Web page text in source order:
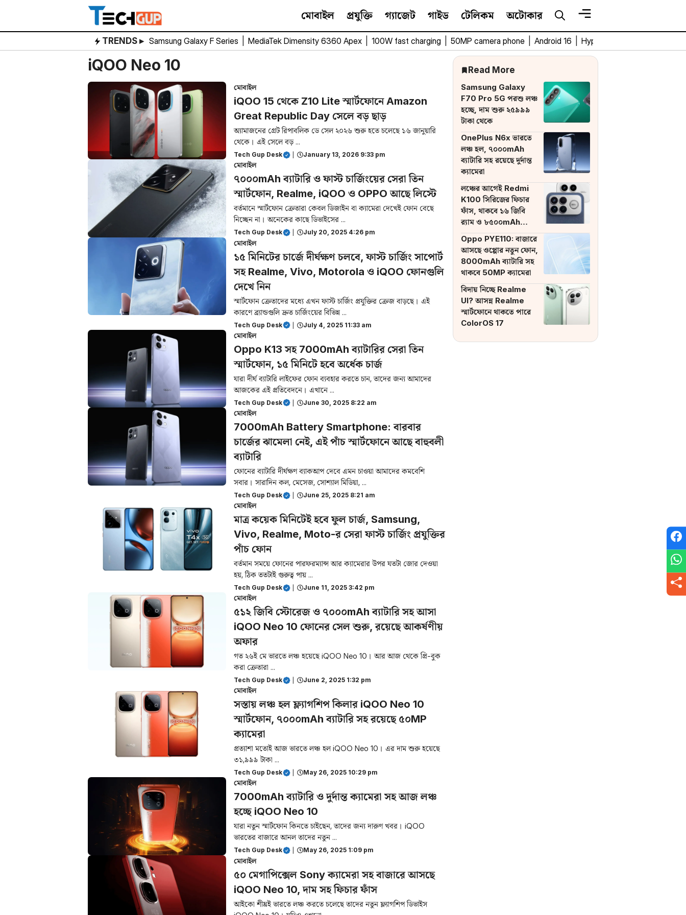
content
মোবাইল প্রযুক্তি গ্যাজেট গাইড টেলিকম অটোকার
TRENDS ▸ Samsung Galaxy F Series MediaTek Dimensity 6360 Apex 100W fast charging 50MP camera phone Android 16 HyperOS 3
iQOO Neo 10
মোবাইল
iQOO 15 থেকে Z10 Lite স্মার্টফোনে Amazon
Great Republic Day সেলে বড় ছাড়
অ্যামাজনের গ্রেট রিপাবলিক ডে সেল ২০২৬ শুরু হতে চলেছে ১৬ জানুয়ারি
থেকে। এই সেলে বড় ...
Tech Gup Desk January 13, 2026 9:33 pm
মোবাইল
৭০০০mAh ব্যাটারি ও ফাস্ট চার্জিংয়ের সেরা তিন
স্মার্টফোন, Realme, iQOO ও OPPO আছে লিস্টে
বর্তমানে স্মার্টফোন ক্রেতারা কেবল ডিজাইন বা ক্যামেরা দেখেই ফোন বেছে
নিচ্ছেন না। অনেকের কাছে ডিভাইসের ...
Tech Gup Desk July 20, 2025 4:26 pm
মোবাইল
১৫ মিনিটের চার্জে দীর্ঘক্ষণ চলবে, ফাস্ট চার্জিং সাপোর্ট
সহ Realme, Vivo, Motorola ও iQOO ফোনগুলি
দেখে নিন
স্মার্টফোন ক্রেতাদের মধ্যে এখন ফাস্ট চার্জিং প্রযুক্তির ক্রেজ বাড়ছে। এই
কারণে ব্র্যান্ডগুলি দ্রুত চার্জিংয়ের বিভিন্ন ...
Tech Gup Desk July 4, 2025 11:33 am
মোবাইল
Oppo K13 সহ 7000mAh ব্যাটারির সেরা তিন
স্মার্টফোন, ১৫ মিনিটে হবে অর্ধেক চার্জ
যারা দীর্ঘ ব্যাটারি লাইফের ফোন ব্যবহার করতে চান, তাদের জন্য আমাদের
আজকের এই প্রতিবেদনে। এখানে ...
Tech Gup Desk June 30, 2025 8:22 am
মোবাইল
7000mAh Battery Smartphone: বারবার
চার্জের ঝামেলা নেই, এই পাঁচ স্মার্টফোনে আছে বাহুবলী
ব্যাটারি
ফোনের ব্যাটারি দীর্ঘক্ষণ ব্যাকআপ দেবে এমন চাওয়া আমাদের কমবেশি
সবার। সারাদিন কল, মেসেজ, সোশ্যাল মিডিয়া, ...
Tech Gup Desk June 25, 2025 8:21 am
মোবাইল
মাত্র কয়েক মিনিটেই হবে ফুল চার্জ, Samsung,
Vivo, Realme, Moto-র সেরা ফাস্ট চার্জিং প্রযুক্তির
পাঁচ ফোন
বর্তমান সময়ে ফোনের পারফরম্যান্স আর ক্যামেরার উপর যতটা জোর দেওয়া
হয়, ঠিক ততটাই গুরুত্ব পায় ...
Tech Gup Desk June 11, 2025 3:42 pm
মোবাইল
৫১২ জিবি স্টোরেজ ও ৭০০০mAh ব্যাটারি সহ আসা
iQOO Neo 10 ফোনের সেল শুরু, রয়েছে আকর্ষণীয়
অফার
গত ২৬ই মে ভারতে লঞ্চ হয়েছে iQOO Neo 10। আর আজ থেকে প্রি-বুক
করা ক্রেতারা ...
Tech Gup Desk June 2, 2025 1:32 pm
মোবাইল
সস্তায় লঞ্চ হল ফ্ল্যাগশিপ কিলার iQOO Neo 10
স্মার্টফোন, ৭০০০mAh ব্যাটারি সহ রয়েছে ৫০MP
ক্যামেরা
প্রত্যাশা মতোই আজ ভারতে লঞ্চ হল iQOO Neo 10। এর দাম শুরু হয়েছে
৩১,৯৯৯ টাকা ...
Tech Gup Desk May 26, 2025 10:29 pm
মোবাইল
7000mAh ব্যাটারি ও দুর্দান্ত ক্যামেরা সহ আজ লঞ্চ
হচ্ছে iQOO Neo 10
যারা নতুন স্মার্টফোন কিনতে চাইছেন, তাদের জন্য দারুণ খবর। iQOO
ভারতের বাজারে আনল তাদের নতুন ...
Tech Gup Desk May 26, 2025 1:09 pm
মোবাইল
৫০ মেগাপিক্সেল Sony ক্যামেরা সহ বাজারে আসছে
iQOO Neo 10, দাম সহ ফিচার ফাঁস
আইকো শীঘ্রই ভারতে লঞ্চ করতে চলেছে তাদের নতুন ফ্ল্যাগশিপ ডিভাইস
Read More
Samsung Galaxy
F70 Pro 5G পরশু লঞ্চ
হচ্ছে, দাম শুরু ২৫৯৯৯
টাকা থেকে
OnePlus N6x ভারতে
লঞ্চ হল, ৭০০০mAh
ব্যাটারি সহ রয়েছে দুর্দান্ত
ক্যামেরা
লঞ্চের আগেই Redmi
K100 সিরিজের ফিচার
ফাঁস, থাকবে ১৬ জিবি
র‌্যাম ও ৮৫০০mAh
ব্যাটারি
Oppo PYE110: বাজারে
আসছে ওপ্পোর নতুন ফোন,
8000mAh ব্যাটারি সহ
থাকবে 50MP ক্যামেরা
বিদায় নিচ্ছে Realme
UI? আসন্ন Realme
স্মার্টফোনে থাকতে পারে
ColorOS 17